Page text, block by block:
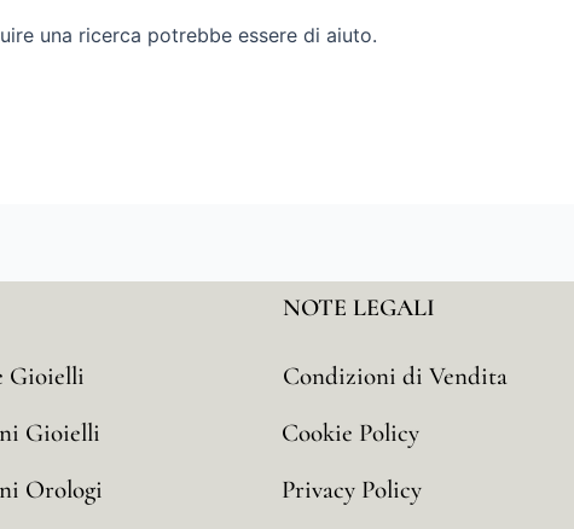
una ricerca potrebbe essere di aiuto.
Gioielli
Gioielli
Orologi
NOTE LEGALI
Condizioni di Vendita
Cookie Policy
Privacy Policy